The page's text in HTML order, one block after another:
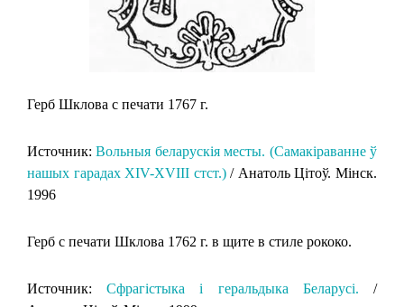
Герб Шклова с печати 1767 г.
Источник:Вольныя беларускія месты. (Самакіраванне ў
нашых гарадах XIV-XVIII стст.)/ Анатоль Цітоў. Мінск.
1996
Герб с печати Шклова 1762 г. в щите в стиле рококо.
Источник:Сфрагістыка і геральдыка Беларусі. /